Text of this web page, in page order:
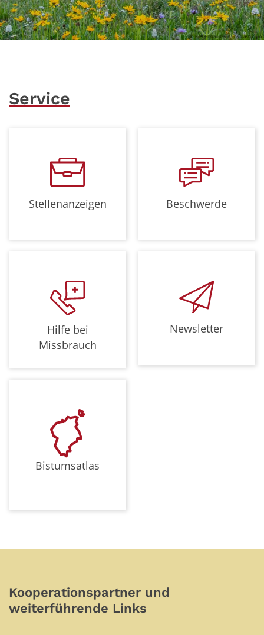
© Joel Holland auf unsplash.com
Service
Stellenanzeigen Beschwerde
Hilfe bei
Missbrauch
Newsletter
Bistumsatlas
Kooperationspartner und
weiterführende Links